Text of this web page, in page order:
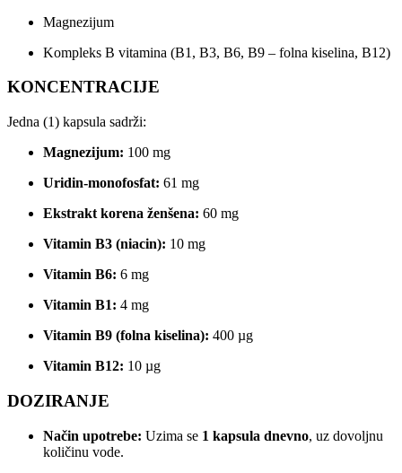
Magnezijum
Kompleks B vitamina (B1, B3, B6, B9 – folna kiselina, B12)
KONCENTRACIJE
Jedna (1) kapsula sadrži:
Magnezijum: 100 mg
Uridin-monofosfat: 61 mg
Ekstrakt korena ženšena: 60 mg
Vitamin B3 (niacin): 10 mg
Vitamin B6: 6 mg
Vitamin B1: 4 mg
Vitamin B9 (folna kiselina): 400 µg
Vitamin B12: 10 µg
DOZIRANJE
Način upotrebe: Uzima se 1 kapsula dnevno, uz dovoljnu
količinu vode.